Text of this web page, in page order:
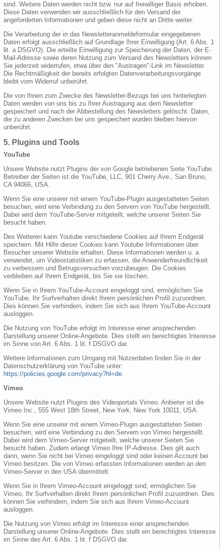
sind. Weitere Daten werden nicht bzw. nur auf freiwilliger Basis erhoben.
Diese Daten verwenden wir ausschließlich für den Versand der
angeforderten Informationen und geben diese nicht an Dritte weiter.
Die Verarbeitung der in das Newsletteranmeldeformular eingegebenen
Daten erfolgt ausschließlich auf Grundlage Ihrer Einwilligung (Art. 6 Abs. 1
lit. a DSGVO). Die erteilte Einwilligung zur Speicherung der Daten, der E-
Mail-Adresse sowie deren Nutzung zum Versand des Newsletters können
Sie jederzeit widerrufen, etwa über den "Austragen"-Link im Newsletter.
Die Rechtmäßigkeit der bereits erfolgten Datenverarbeitungsvorgänge
bleibt vom Widerruf unberührt.
Die von Ihnen zum Zwecke des Newsletter-Bezugs bei uns hinterlegten
Daten werden von uns bis zu Ihrer Austragung aus dem Newsletter
gespeichert und nach der Abbestellung des Newsletters gelöscht. Daten,
die zu anderen Zwecken bei uns gespeichert wurden bleiben hiervon
unberührt.
5. Plugins und Tools
YouTube
Unsere Website nutzt Plugins der von Google betriebenen Seite YouTube.
Betreiber der Seiten ist die YouTube, LLC, 901 Cherry Ave., San Bruno,
CA 94066, USA.
Wenn Sie eine unserer mit einem YouTube-Plugin ausgestatteten Seiten
besuchen, wird eine Verbindung zu den Servern von YouTube hergestellt.
Dabei wird dem YouTube-Server mitgeteilt, welche unserer Seiten Sie
besucht haben.
Des Weiteren kann Youtube verschiedene Cookies auf Ihrem Endgerät
speichern. Mit Hilfe dieser Cookies kann Youtube Informationen über
Besucher unserer Website erhalten. Diese Informationen werden u. a.
verwendet, um Videostatistiken zu erfassen, die Anwenderfreundlichkeit
zu verbessern und Betrugsversuchen vorzubeugen. Die Cookies
verbleiben auf Ihrem Endgerät, bis Sie sie löschen.
Wenn Sie in Ihrem YouTube-Account eingeloggt sind, ermöglichen Sie
YouTube, Ihr Surfverhalten direkt Ihrem persönlichen Profil zuzuordnen.
Dies können Sie verhindern, indem Sie sich aus Ihrem YouTube-Account
ausloggen.
Die Nutzung von YouTube erfolgt im Interesse einer ansprechenden
Darstellung unserer Online-Angebote. Dies stellt ein berechtigtes Interesse
im Sinne von Art. 6 Abs. 1 lit. f DSGVO dar.
Weitere Informationen zum Umgang mit Nutzerdaten finden Sie in der
Datenschutzerklärung von YouTube unter:
https://policies.google.com/privacy?hl=de
Vimeo
Unsere Website nutzt Plugins des Videoportals Vimeo. Anbieter ist die
Vimeo Inc., 555 West 18th Street, New York, New York 10011, USA.
Wenn Sie eine unserer mit einem Vimeo-Plugin ausgestatteten Seiten
besuchen, wird eine Verbindung zu den Servern von Vimeo hergestellt.
Dabei wird dem Vimeo-Server mitgeteilt, welche unserer Seiten Sie
besucht haben. Zudem erlangt Vimeo Ihre IP-Adresse. Dies gilt auch
dann, wenn Sie nicht bei Vimeo eingeloggt sind oder keinen Account bei
Vimeo besitzen. Die von Vimeo erfassten Informationen werden an den
Vimeo-Server in den USA übermittelt.
Wenn Sie in Ihrem Vimeo-Account eingeloggt sind, ermöglichen Sie
Vimeo, Ihr Surfverhalten direkt Ihrem persönlichen Profil zuzuordnen. Dies
können Sie verhindern, indem Sie sich aus Ihrem Vimeo-Account
ausloggen.
Die Nutzung von Vimeo erfolgt im Interesse einer ansprechenden
Darstellung unserer Online-Angebote. Dies stellt ein berechtigtes Interesse
im Sinne des Art. 6 Abs. 1 lit. f DSGVO dar.